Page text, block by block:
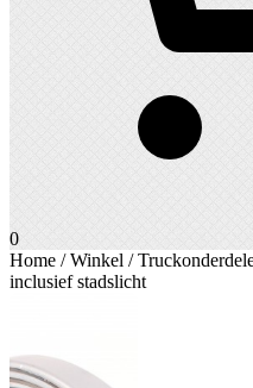
0
Home /Winkel /
inclusief stadslicht